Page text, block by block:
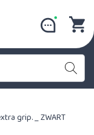
grip. _ ZWART